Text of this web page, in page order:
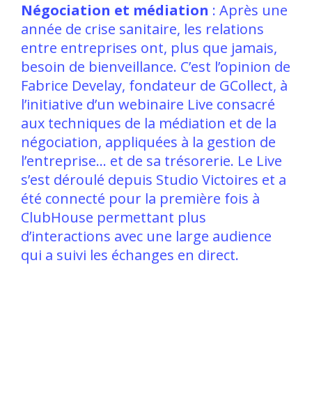
Négociation et médiation : Après une
année de crise sanitaire, les relations
entre entreprises ont, plus que jamais,
besoin de bienveillance. C’est l’opinion de
Fabrice Develay, fondateur de GCollect, à
l’initiative d’un webinaire Live consacré
aux techniques de la médiation et de la
négociation, appliquées à la gestion de
l’entreprise… et de sa trésorerie. Le Live
s’est déroulé depuis Studio Victoires et a
été connecté pour la première fois à
ClubHouse permettant plus
d’interactions avec une large audience
qui a suivi les échanges en direct.